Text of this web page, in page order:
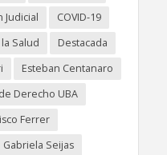
Judicial
COVID-19
Salud
Destacada
Esteban Centanaro
Derecho UBA
Ferrer
Gabriela Seijas